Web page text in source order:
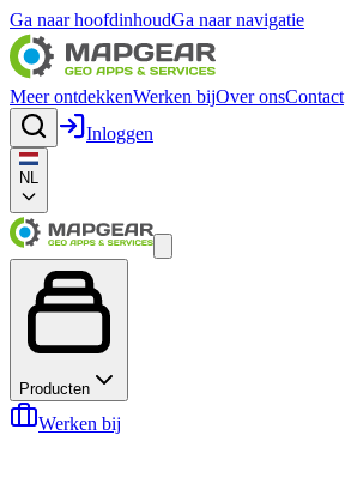
Ga naar hoofdinhoudGa naar navigatie
Meer ontdekkenWerken bijOver onsContact
Inloggen
NL
Producten
Werken bij